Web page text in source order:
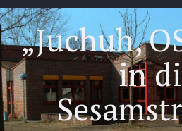
„Juchuh,
in